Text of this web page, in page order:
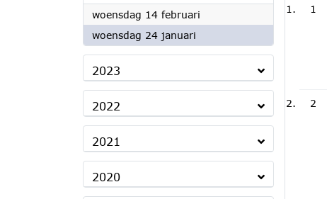
woensdag 14 februari
woensdag 24 januari
2023
2022
2021
2020
1
2